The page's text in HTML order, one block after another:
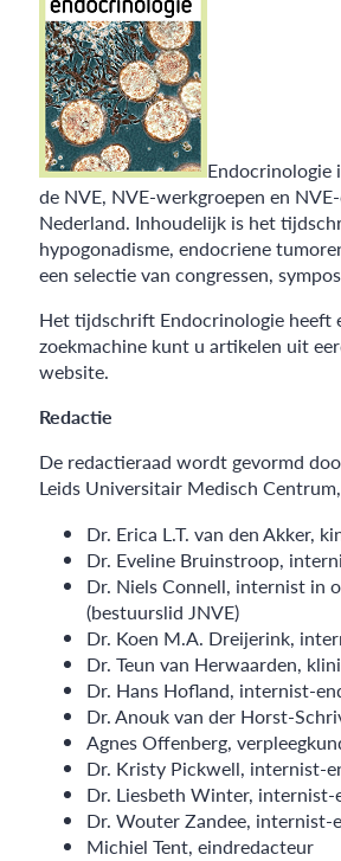
Endocrinologie
de NVE, NVE-werkgroepen en
Nederland. Inhoudelijk is het
hypogonadisme, endocriene
een selectie van congressen,
Het tijdschrift Endocrinologie heeft
zoekmachine kunt u artikelen uit
website.
Redactie
De redactieraad wordt gevormd
Leids Universitair Medisch
Dr. Erica L.T. van den Akker,
Dr. Eveline Bruinstroop,
Dr. Niels Connell, internist in
(bestuurslid JNVE)
Dr. Koen M.A. Dreijerink,
Dr. Teun van Herwaarden,
Dr. Hans Hofland, internist-
Dr. Anouk van der Horst-
Agnes Offenberg,
Dr. Kristy Pickwell, internist-
Dr. Liesbeth Winter,
Dr. Wouter Zandee,
Michiel Tent, eindredacteur